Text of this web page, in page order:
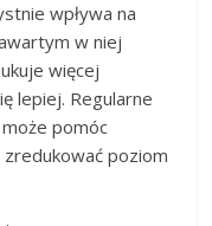
wpływa na
w niej
więcej
lepiej. Regularne
pomóc
poziom